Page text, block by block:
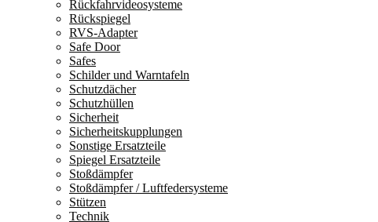
Rückfahrvideosysteme
Rückspiegel
RVS-Adapter
Safe Door
Safes
Schilder und Warntafeln
Schutzdächer
Schutzhüllen
Sicherheit
Sicherheitskupplungen
Sonstige Ersatzteile
Spiegel Ersatzteile
Stoßdämpfer
Stoßdämpfer / Luftfedersysteme
Stützen
Technik